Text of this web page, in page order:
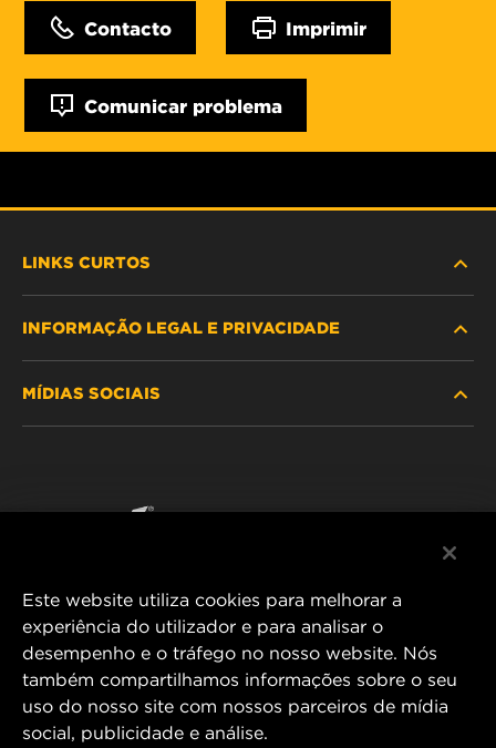
Contacto Imprimir
Comunicar problema
LINKS CURTOS
PROCURE O FILTRO
ONDE COMPRAR
CONTACTE NOS
INFORMAÇÃO LEGAL E PRIVACIDADE
MÍDIAS SOCIAIS
MANN+HUMMEL FT Poland
ul. Wrocławska 145,
63-800 GOSTYŃ, POLAND
Tel. +48 65 572 89 00
Este website utiliza cookies para melhorar a
experiência do utilizador e para analisar o
desempenho e o tráfego no nosso website. Nós
também compartilhamos informações sobre o seu
uso do nosso site com nossos parceiros de mídia
social, publicidade e análise.